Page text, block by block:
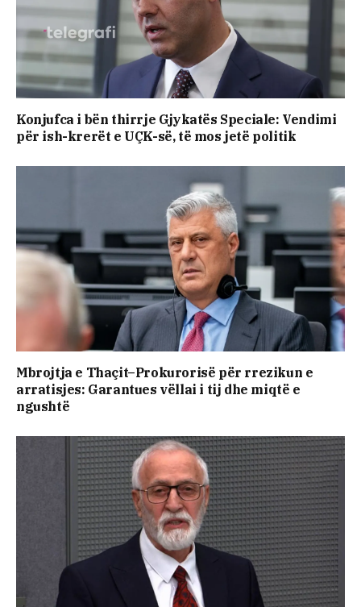
Konjufca i bën thirrje Gjykatës Speciale: Vendimi
për ish-krerët e UÇK-së, të mos jetë politik
​Mbrojtja e Thaçit–Prokurorisë për rrezikun e
arratisjes: Garantues vëllai i tij dhe miqtë e
ngushtë